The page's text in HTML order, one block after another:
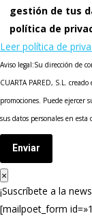
gestión de tus
política de
Leer política de
Aviso legal:Su dirección de
CUARTA PARED, S.L.
promociones. Puede ejercer
sus datos personales en
Enviar
×
¡Suscríbete a la
[mailpoet_form